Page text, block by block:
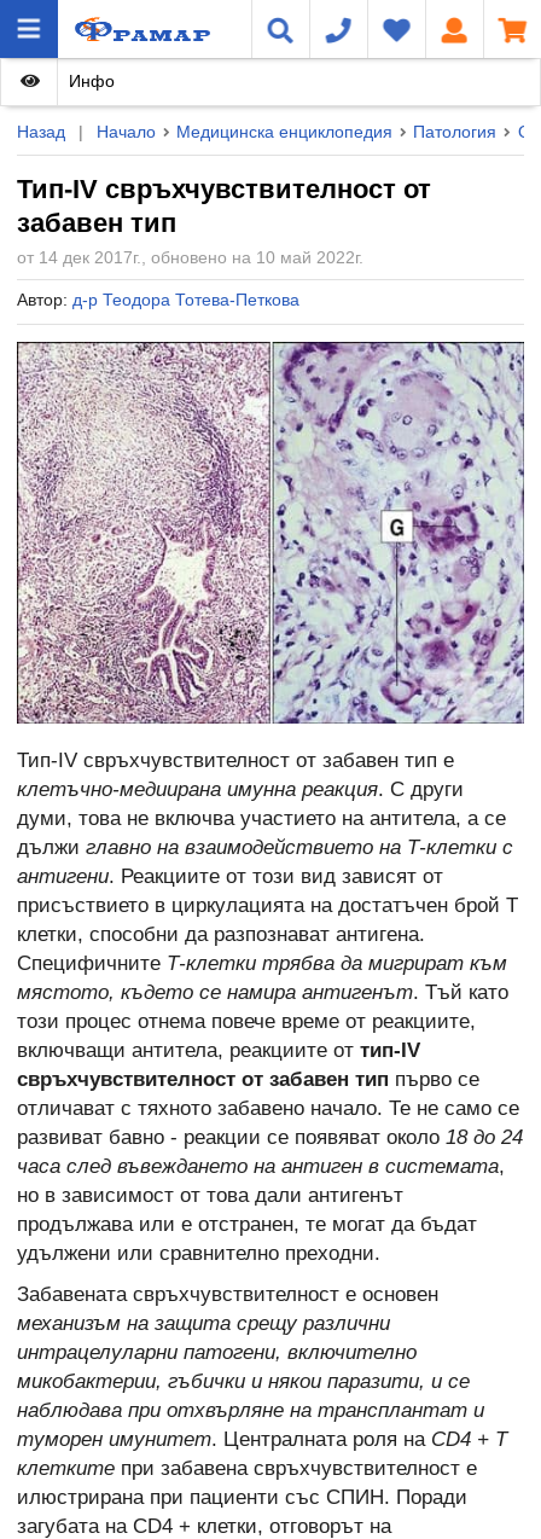
Назад | Начало Медицинска енциклопедия Патология
Тип-IV свръхчувствителност от
забавен тип
от 14 дек 2017г., обновено на 10 май 2022г.
Автор: д-р Теодора Тотева-Петкова
Инфо
Тип-IV свръхчувствителност от забавен тип е
клетъчно-медиирана имунна реакция. С други
думи, това не включва участието на антитела, а се
дължи главно на взаимодействието на Т-клетки с
антигени. Реакциите от този вид зависят от
присъствието в циркулацията на достатъчен брой Т
клетки, способни да разпознават антигена.
Специфичните Т-клетки трябва да мигрират към
мястото, където се намира антигенът. Тъй като
този процес отнема повече време от реакциите,
включващи антитела, реакциите от тип-IV
свръхчувствителност от забавен тип първо се
отличават с тяхното забавено начало. Те не само се
развиват бавно - реакции се появяват около 18 до 24
часа след въвеждането на антиген в системата,
но в зависимост от това дали антигенът
продължава или е отстранен, те могат да бъдат
удължени или сравнително преходни.
Забавената свръхчувствителност е основен
механизъм на защита срещу различни
интрацелуларни патогени, включително
микобактерии, гъбички и някои паразити, и се
наблюдава при отхвърляне на трансплантат и
туморен имунитет. Централната роля на CD4 + Т
клетките при забавена свръхчувствителност е
илюстрирана при пациенти със СПИН. Поради
загубата на CD4 + клетки, отговорът на